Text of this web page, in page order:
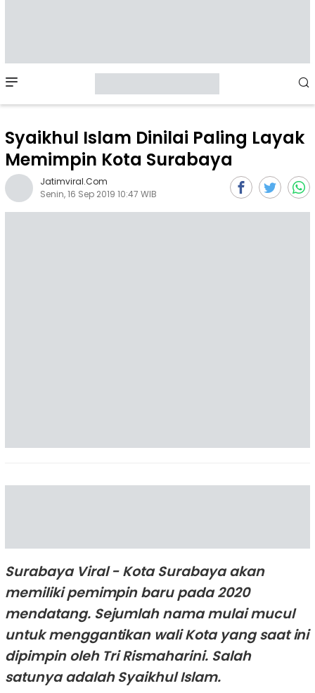
Menu
Syaikhul Islam Dinilai Paling Layak
Memimpin Kota Surabaya
Jatimviral.com
Senin, 16 Sep 2019 10:47 WIB
Surabaya Viral - Kota Surabaya akan
memiliki pemimpin baru pada 2020
mendatang. Sejumlah nama mulai mucul
untuk menggantikan wali Kota yang saat ini
dipimpin oleh Tri Rismaharini. Salah
satunya adalah Syaikhul Islam.